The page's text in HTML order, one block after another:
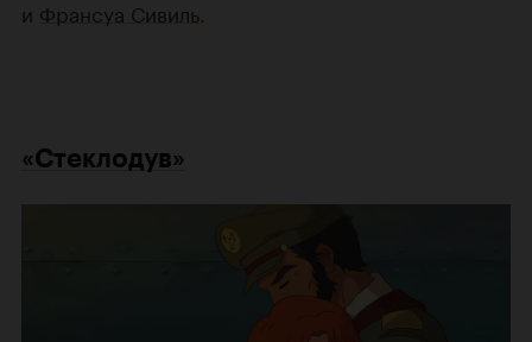
и Франсуа Сивиль.
«Стеклодув»